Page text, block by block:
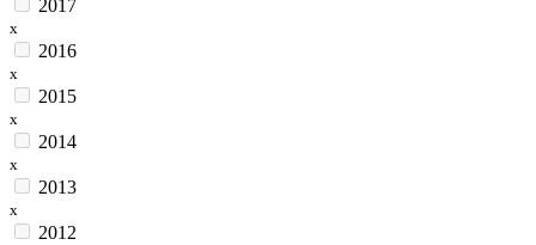
2017
x
2016
x
2015
x
2014
x
2013
x
2012